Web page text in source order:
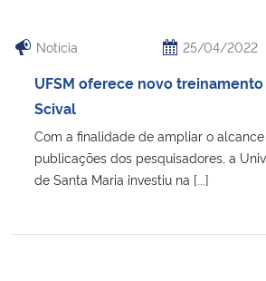
Advocacia-Geral da União
Banco Central do Brasil
Notícia 25/04/2022
UFSM oferece novo
Scival
Com a finalidade de ampliar o
publicações dos pesquisadores, a
de Santa Maria investiu na [...]